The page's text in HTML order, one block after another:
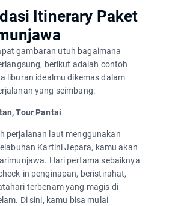
Itinerary Paket
gambaran utuh bagaimana
berikut adalah contoh
liburan idealmu dikemas dalam
yang seimbang:
Tour Pantai
perjalanan laut menggunakan
Kartini Jepara, kamu akan
Hari pertama sebaiknya
in penginapan, beristirahat,
terbenam yang magis di
Di sini, kamu bisa mulai